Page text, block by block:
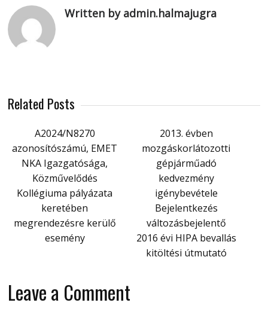
Written by admin.halmajugra
Related Posts
A2024/N8270
azonosítószámú, EMET
NKA Igazgatósága,
Közművelődés
Kollégiuma pályázata
keretében
megrendezésre kerülő
esemény
2013. évben
mozgáskorlátozotti
gépjárműadó
kedvezmény
igénybevétele
Bejelentkezés
változásbejelentő
2016 évi HIPA bevallás
kitöltési útmutató
Leave a Comment